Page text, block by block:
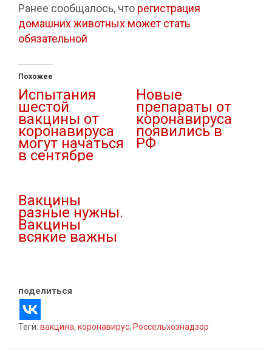
Ранее сообщалось, что регистрация
домашних животных может стать
обязательной
Похожее
Испытания
шестой
вакцины от
коронавируса
могут начаться
в сентябре
Новые
препараты от
коронавируса
появились в
РФ
Вакцины
разные нужны.
Вакцины
всякие важны
поделиться
Теги: вакцина, коронавирус, Россельхознадзор